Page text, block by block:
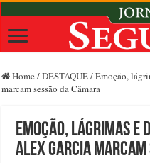
Home /DESTAQUE/Emoção,
marcam sessão da Câmara
Emoção, lágrimas
Alex Garcia marcam